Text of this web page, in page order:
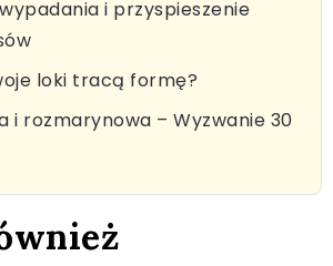
i przyspieszenie
loki tracą formę?
i rozmarynowa – Wyzwanie 30